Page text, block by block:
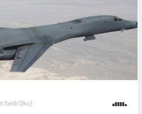
Sesli Oku)